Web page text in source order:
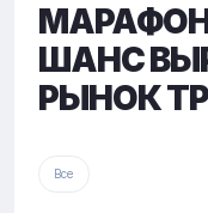
ШАНС
РЫНОК
Все